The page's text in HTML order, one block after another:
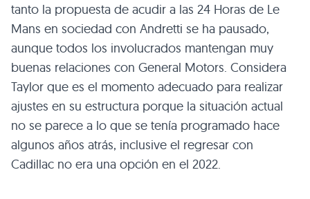
tanto la propuesta de acudir a las 24 Horas de Le
Mans en sociedad con Andretti se ha pausado,
aunque todos los involucrados mantengan muy
buenas relaciones con General Motors. Considera
Taylor que es el momento adecuado para realizar
ajustes en su estructura porque la situación actual
no se parece a lo que se tenía programado hace
algunos años atrás, inclusive el regresar con
Cadillac no era una opción en el 2022.